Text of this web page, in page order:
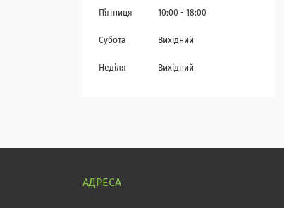
Пʼятниця 10:00 18:00
Субота Вихідний
Неділя Вихідний